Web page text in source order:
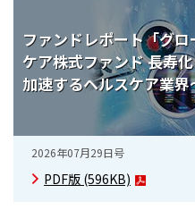
海外休日カレンダー
投資信託新商品のご案内
投資信託償還商品のご案内
大関 洋の「十字路」
コラム
ファンドレポート
資産形成サービス
Nダイレクト
Goal Navi
資産形成サポート
NAMシティ
サステナビリティTOP
サステナビリティ経営
トップメッセージ
特別対談
ニッセイアセットに
ニッセイアセットについてTOP
プレスリリース
最新情報
採用情報
ファンドレポート「グ
ケア株式ファンド 長寿
加速するヘルスケア業界
2026年07月29日号
PDF版 (596KB)